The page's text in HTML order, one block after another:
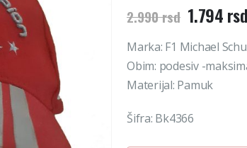
2.990rsd Originalna
cena
je
bila:
2.990 rsd.
1.794rsd
Marka: F1 Michael
Obim: podesiv -
Materijal: Pamuk
Šifra: Bk4366